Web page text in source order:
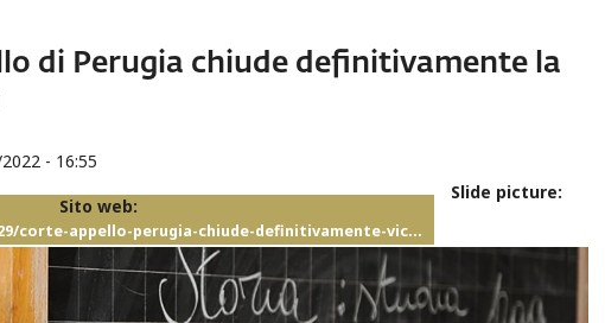
di Perugia chiude definitivamente la
- 16:55
Sito web:
corte-appello-perugia-chiude-definitivamente-vic…
Slide picture: